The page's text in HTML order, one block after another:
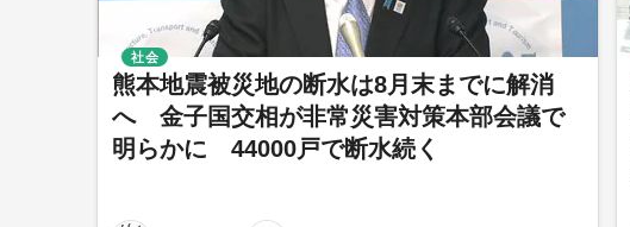
熊本地震被災地の断水は8月末までに解消
へ 金子国交相が非常災害対策本部会議で
明らかに 44000戸で断水続く
社会